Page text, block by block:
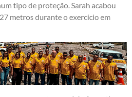
tipo de proteção. Sarah acabou
metros durante o exercício em